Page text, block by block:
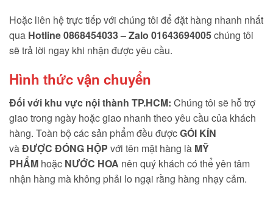
Hoặc liên hệ trực tiếp với chúng tôi để đặt hàng nhanh nhất
qua Hotline 0868454033 – Zalo 01643694005chúng tôi
sẽ trả lời ngay khi nhận được yêu cầu.
Hình thức vận chuyển
Đối với khu vực nội thành TP.HCM: Chúng tôi sẽ hỗ trợ
giao trong ngày hoặc giao nhanh theo yêu cầu của khách
hàng. Toàn bộ các sản phẩm đều đượcGÓI KÍN
vàĐƯỢC ĐÓNG HỘP với tên mặt hàng là MỸ
PHẨM hoặc NƯỚC HOA nên quý khách có thể yên tâm
nhận hàng mà không phải lo ngại rằng hàng nhạy cảm.